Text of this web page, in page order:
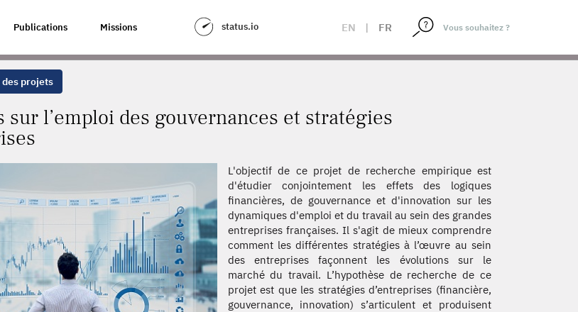
Publications Missions status.io EN | FR
ET STRATÉGIES D’ENTREPRISES
projets
sur l’emploi des gouvernances et stratégies
L'objectif de ce projet de recherche empirique est
d'étudier conjointement les effets des logiques
financières, de gouvernance et d'innovation sur les
dynamiques d'emploi et du travail au sein des grandes
entreprises françaises. Il s'agit de mieux comprendre
comment les différentes stratégies à l’œuvre au sein
des entreprises façonnent les évolutions sur le
marché du travail. L’hypothèse de recherche de ce
projet est que les stratégies d’entreprises (financière,
gouvernance, innovation) s’articulent et produisent